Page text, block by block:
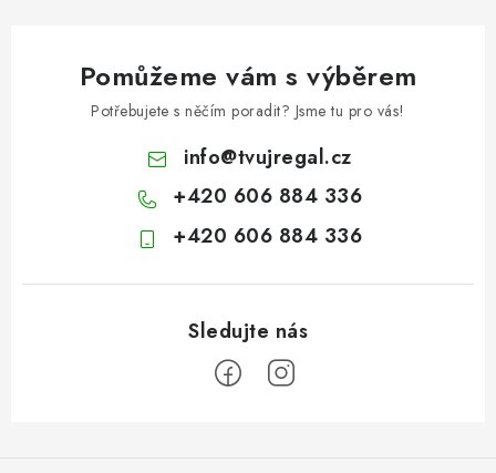
Pomůžeme vám s výběrem
Potřebujete s něčím poradit? Jsme tu pro vás!
info@tvujregal.cz
+420 606 884 336
+420 606 884 336